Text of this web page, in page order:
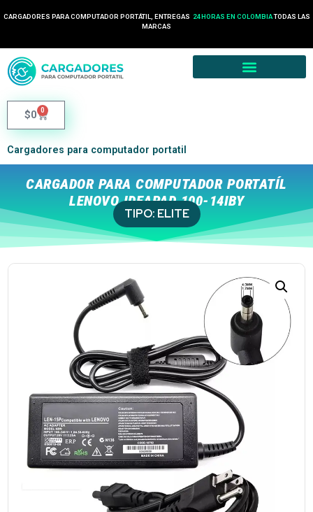
CARGADORES PARA COMPUTADOR PORTÁTIL, ENTREGAS 24 HORAS EN COLOMBIATODAS LAS
MARCAS
$0 0
Cargadores para computador portatil
CARGADOR PARA COMPUTADOR PORTATÍL
LENOVO IDEAPAD 100-14IBY
TIPO: ELITE